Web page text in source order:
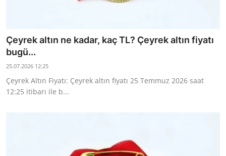
Çeyrek altın ne kadar, kaç TL? Çeyrek altın fiyatı
bugü...
25.07.2026 12:25
Çeyrek Altın Fiyatı: Çeyrek altın fiyatı 25 Temmuz 2026 saat
12:25 itibarı ile b...